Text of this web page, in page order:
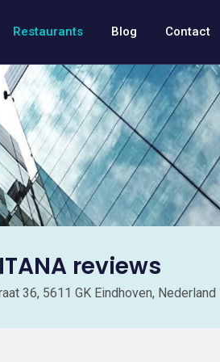
Restaurants Blog Contact
reviews
36, 5611 GK Eindhoven, Nederland